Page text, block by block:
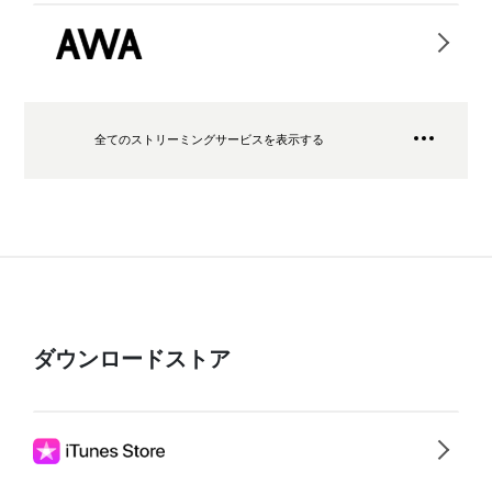
全てのストリーミングサービスを表示する
ダウンロードストア